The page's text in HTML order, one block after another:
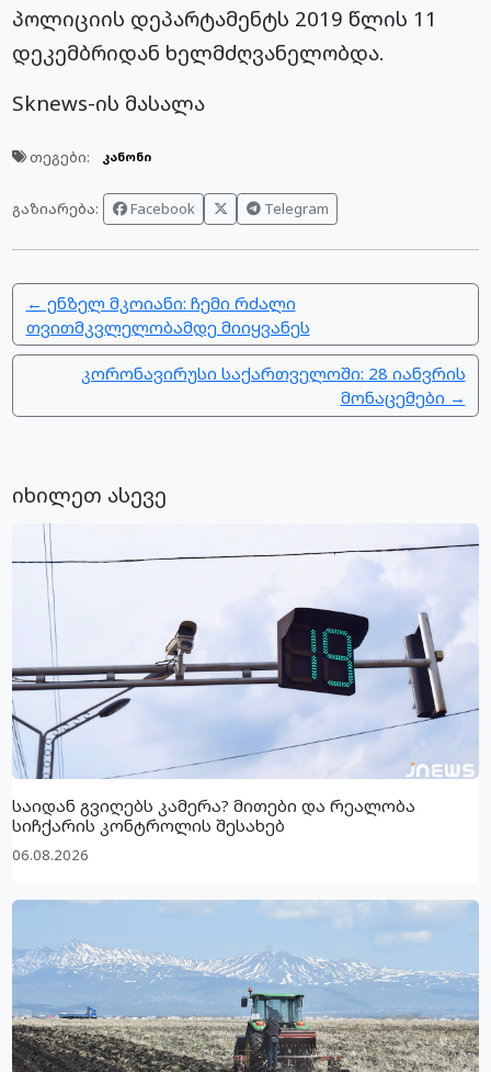
პოლიციის დეპარტამენტს 2019 წლის 11
დეკემბრიდან ხელმძღვანელობდა.
Sknews-ის მასალა
თეგები: კანონი
გაზიარება: Facebook Telegram
← ენზელ მკოიანი: ჩემი რძალი
თვითმკვლელობამდე მიიყვანეს
კორონავირუსი საქართველოში: 28 იანვრის
მონაცემები →
იხილეთ ასევე
საიდან გვიღებს კამერა? მითები და რეალობა
სიჩქარის კონტროლის შესახებ
06.08.2026